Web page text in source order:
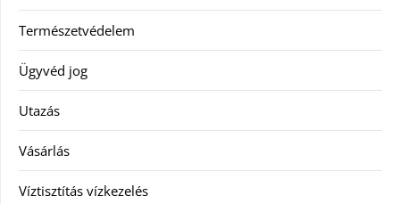
Természetvédelem
Ügyvéd jog
Utazás
Vásárlás
Víztisztítás vízkezelés